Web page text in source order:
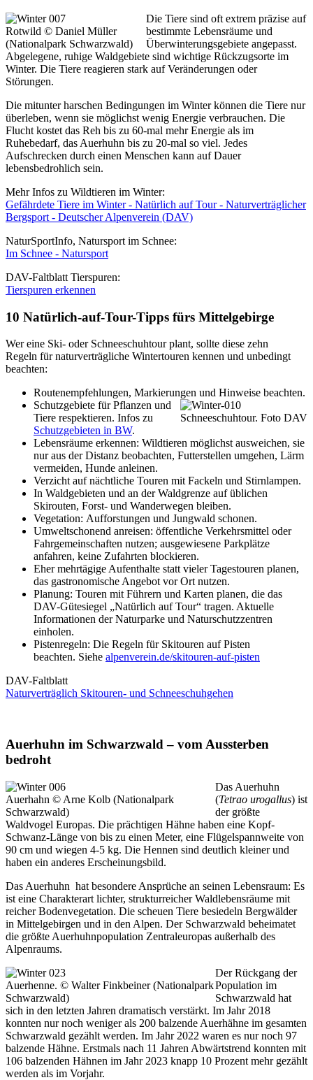
Rotwild © Daniel Müller
(Nationalpark Schwarzwald)
Die Tiere sind oft extrem präzise auf
bestimmte Lebensräume und
Überwinterungsgebiete angepasst.
Abgelegene, ruhige Waldgebiete sind wichtige Rückzugsorte im
Winter. Die Tiere reagieren stark auf Veränderungen oder
Störungen.
Die mitunter harschen Bedingungen im Winter können die Tiere nur
überleben, wenn sie möglichst wenig Energie verbrauchen. Die
Flucht kostet das Reh bis zu 60-mal mehr Energie als im
Ruhebedarf, das Auerhuhn bis zu 20-mal so viel. Jedes
Aufschrecken durch einen Menschen kann auf Dauer
lebensbedrohlich sein.
Mehr Infos zu Wildtieren im Winter:
Gefährdete Tiere im Winter - Natürlich auf Tour - Naturverträglicher
Bergsport - Deutscher Alpenverein (DAV)
NaturSportInfo, Natursport im Schnee:
Im Schnee - Natursport
DAV-Faltblatt Tierspuren:
Tierspuren erkennen
10 Natürlich-auf-Tour-Tipps fürs Mittelgebirge
Wer eine Ski- oder Schneeschuhtour plant, sollte diese zehn
Regeln für naturverträgliche Wintertouren kennen und unbedingt
beachten:
Routenempfehlungen, Markierungen und
Schneeschuhtour. Foto DAV
Hinweise beachten.
Schutzgebiete für Pflanzen und
Tiere respektieren. Infos zu
Schutzgebieten in BW.
Lebensräume erkennen: Wildtieren möglichst ausweichen, sie
nur aus der Distanz beobachten, Futterstellen umgehen, Lärm
vermeiden, Hunde anleinen.
Verzicht auf nächtliche Touren mit Fackeln und Stirnlampen.
In Waldgebieten und an der Waldgrenze auf üblichen
Skirouten, Forst- und Wanderwegen bleiben.
Vegetation: Aufforstungen und Jungwald schonen.
Umweltschonend anreisen: öffentliche Verkehrsmittel oder
Fahrgemeinschaften nutzen; ausgewiesene Parkplätze
anfahren, keine Zufahrten blockieren.
Eher mehrtägige Aufenthalte statt vieler Tagestouren planen,
das gastronomische Angebot vor Ort nutzen.
Planung: Touren mit Führern und Karten planen, die das
DAV-Gütesiegel „Natürlich auf Tour“ tragen. Aktuelle
Informationen der Naturparke und Naturschutzzentren
einholen.
Pistenregeln: Die Regeln für Skitouren auf Pisten
beachten. Siehe alpenverein.de/skitouren-auf-pisten
DAV-Faltblatt
Naturverträglich Skitouren- und Schneeschuhgehen
Auerhuhn im Schwarzwald – vom Aussterben
bedroht
Auerhahn © Arne Kolb (Nationalpark
Schwarzwald)
Das Auerhuhn
(Tetrao urogallus) ist
der größte
Waldvogel Europas. Die prächtigen Hähne haben eine Kopf-
Schwanz-Länge von bis zu einen Meter, eine Flügelspannweite von
90 cm und wiegen 4-5 kg. Die Hennen sind deutlich kleiner und
haben ein anderes Erscheinungsbild.
Das Auerhuhn hat besondere Ansprüche an seinen Lebensraum: Es
ist eine Charakterart lichter, strukturreicher Waldlebensräume mit
reicher Bodenvegetation. Die scheuen Tiere besiedeln Bergwälder
in Mittelgebirgen und in den Alpen. Der Schwarzwald beheimatet
die größte Auerhuhnpopulation Zentraleuropas außerhalb des
Alpenraums.
Auerhenne. © Walter Finkbeiner (Nationalpark
Schwarzwald)
Der Rückgang der
Population im
Schwarzwald hat
sich in den letzten Jahren dramatisch verstärkt. Im Jahr 2018
konnten nur noch weniger als 200 balzende Auerhähne im gesamten
Schwarzwald gezählt werden. Im Jahr 2022 waren es nur noch 97
balzende Hähne. Erstmals nach 11 Jahren Abwärtstrend konnten mit
106 balzenden Hähnen im Jahr 2023 knapp 10 Prozent mehr gezählt
werden als im Vorjahr.